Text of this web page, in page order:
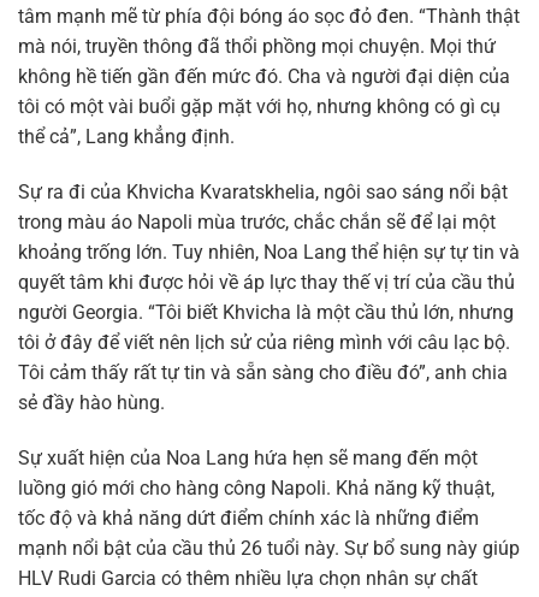
tâm mạnh mẽ từ phía đội bóng áo sọc đỏ đen. “Thành thật
mà nói, truyền thông đã thổi phồng mọi chuyện. Mọi thứ
không hề tiến gần đến mức đó. Cha và người đại diện của
tôi có một vài buổi gặp mặt với họ, nhưng không có gì cụ
thể cả”, Lang khẳng định.
Sự ra đi của Khvicha Kvaratskhelia, ngôi sao sáng nổi bật
trong màu áo Napoli mùa trước, chắc chắn sẽ để lại một
khoảng trống lớn. Tuy nhiên, Noa Lang thể hiện sự tự tin và
quyết tâm khi được hỏi về áp lực thay thế vị trí của cầu thủ
người Georgia. “Tôi biết Khvicha là một cầu thủ lớn, nhưng
tôi ở đây để viết nên lịch sử của riêng mình với câu lạc bộ.
Tôi cảm thấy rất tự tin và sẵn sàng cho điều đó”, anh chia
sẻ đầy hào hùng.
Sự xuất hiện của Noa Lang hứa hẹn sẽ mang đến một
luồng gió mới cho hàng công Napoli. Khả năng kỹ thuật,
tốc độ và khả năng dứt điểm chính xác là những điểm
mạnh nổi bật của cầu thủ 26 tuổi này. Sự bổ sung này giúp
HLV Rudi Garcia có thêm nhiều lựa chọn nhân sự chất